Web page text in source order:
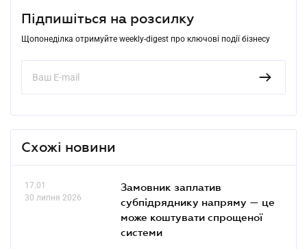
Підпишіться на розсилку
Щопонеділка отримуйте weekly-digest про ключові події бізнесу
Схожі новини
17.01
30 липня 2026
Замовник заплатив
субпідряднику напряму — це
може коштувати спрощеної
системи